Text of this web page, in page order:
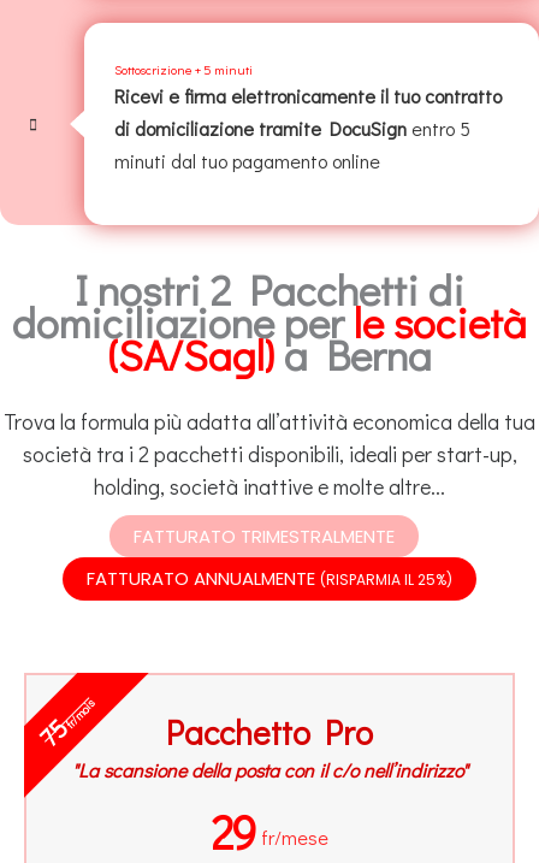
Sottoscrizione + 5 minuti
Ricevi e firma elettronicamente il tuo contratto
di domiciliazione tramite DocuSign entro 5
minuti dal tuo pagamento online
I nostri 2 Pacchetti di
domiciliazione perle società
(SA/Sagl)a Berna
Trova la formula più adatta all’attività economica della tua
società tra i 2 pacchetti disponibili, ideali per start-up,
holding, società inattive e molte altre...
FATTURATO TRIMESTRALMENTE
FATTURATO ANNUALMENTE (RISPARMIA IL 25%)
Pacchetto Pro
"La scansione della posta con il c/o nell’indirizzo"
29 fr/mese
75fr/mois